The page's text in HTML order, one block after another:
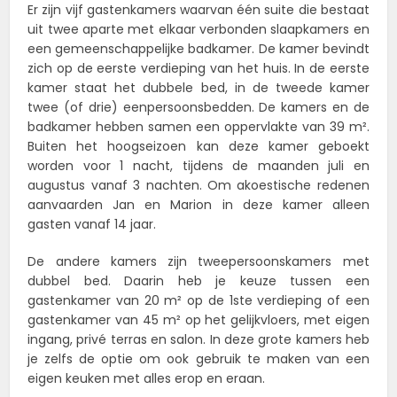
Er zijn vijf gastenkamers waarvan één suite die bestaat
uit twee aparte met elkaar verbonden slaapkamers en
een gemeenschappelijke badkamer. De kamer bevindt
zich op de eerste verdieping van het huis. In de eerste
kamer staat het dubbele bed, in de tweede kamer
twee (of drie) eenpersoonsbedden. De kamers en de
badkamer hebben samen een oppervlakte van 39 m².
Buiten het hoogseizoen kan deze kamer geboekt
worden voor 1 nacht, tijdens de maanden juli en
augustus vanaf 3 nachten. Om akoestische redenen
aanvaarden Jan en Marion in deze kamer alleen
gasten vanaf 14 jaar.
De andere kamers zijn tweepersoonskamers met
dubbel bed. Daarin heb je keuze tussen een
gastenkamer van 20 m² op de 1ste verdieping of een
gastenkamer van 45 m² op het gelijkvloers, met eigen
ingang, privé terras en salon. In deze grote kamers heb
je zelfs de optie om ook gebruik te maken van een
eigen keuken met alles erop en eraan.